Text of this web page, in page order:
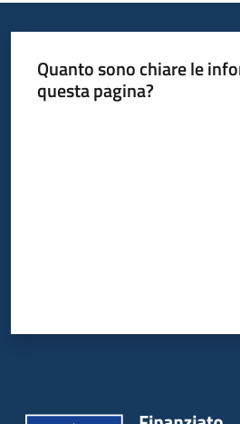
Quanto sono chiare le
questa pagina?